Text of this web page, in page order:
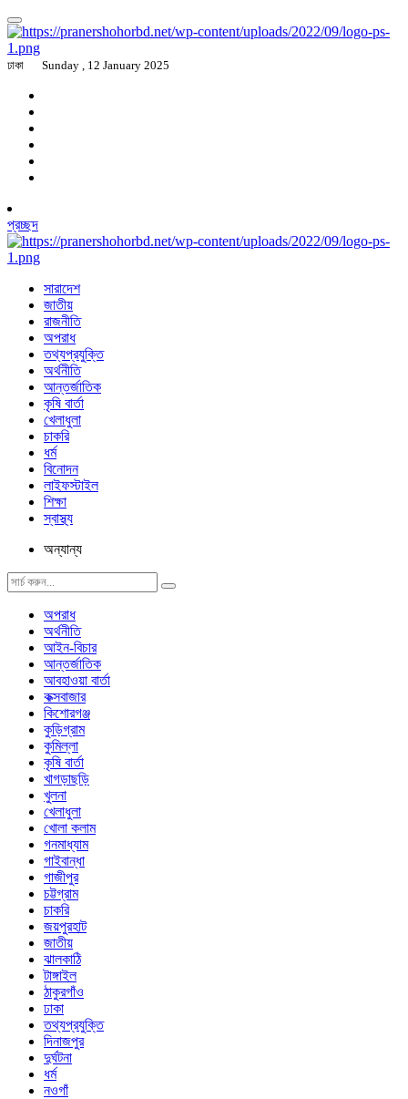
ঢাকা Sunday , 12 January 2025
প্রচ্ছদ
সারাদেশ
জাতীয়
রাজনীতি
অপরাধ
তথ্যপ্রযুক্তি
অর্থনীতি
আন্তর্জাতিক
কৃষি বার্তা
খেলাধুলা
চাকরি
ধর্ম
বিনোদন
লাইফস্টাইল
শিক্ষা
স্বাস্থ্য
অন্যান্য
অপরাধ
অর্থনীতি
আইন-বিচার
আন্তর্জাতিক
আবহাওয়া বার্তা
কক্সবাজার
কিশোরগঞ্জ
কুড়িগ্রাম
কুমিল্লা
কৃষি বার্তা
খাগড়াছড়ি
খুলনা
খেলাধুলা
খোলা কলাম
গনমাধ্যাম
গাইবান্ধা
গাজীপুর
চট্টগ্রাম
চাকরি
জয়পুরহাট
জাতীয়
ঝালকাঠি
টাঙ্গাইল
ঠাকুরগাঁও
ঢাকা
তথ্যপ্রযুক্তি
দিনাজপুর
দুর্ঘটনা
ধর্ম
নওগাঁ